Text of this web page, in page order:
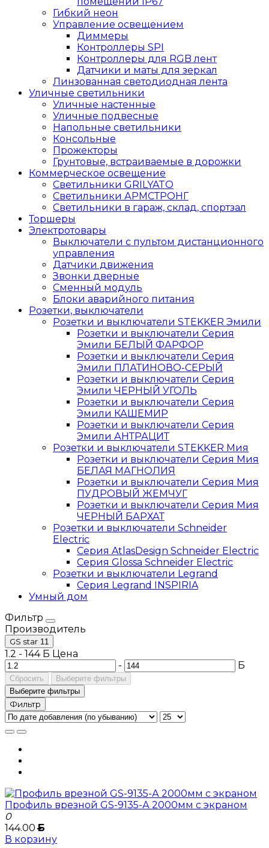
Гибкий неон
Управление освещением
Диммеры
Контроллеры SPI
Контроллеры для RGB лент
Датчики и маты для зеркал
Линзованная светодиодная лента
Уличные светильники
Уличные настенные
Уличные подвесные
Напольные светильники
Консольные
Прожекторы
Грунтовые, встраиваемые в дорожки
Коммерческое освещение
Светильники GRILYATO
Светильники АРМСТРОНГ
Светильники в гараж, склад, спортзал
Торшеры
Электротовары
Выключатели с пультом дистанционного
управления
Датчики движения
Звонки дверные
Сменный модуль
Блоки аварийного питания
Розетки, выключатели
Розетки и выключатели STEKKER Эмили
Розетки и выключатели Серия
Эмили БЕЛЫЙ ФАРФОР
Розетки и выключатели Серия
Эмили ПЛАТИНОВО-СЕРЫЙ
Розетки и выключатели Серия
Эмили ЧЕРНЫЙ УГОЛЬ
Розетки и выключатели Серия
Эмили КАШЕМИР
Розетки и выключатели Серия
Эмили АНТРАЦИТ
Розетки и выключатели STEKKER Мия
Розетки и выключатели Серия Мия
БЕЛАЯ МАГНОЛИЯ
Розетки и выключатели Серия Мия
ПУДРОВЫЙ ЖЕМЧУГ
Розетки и выключатели Серия Мия
ЧЕРНЫЙ БАРХАТ
Розетки и выключатели Schneider
Electric
Серия AtlasDesign Schneider Electric
Серия Glossa Schneider Electric
Розетки и выключатели Legrand
Серия Legrand INSPIRIA
Умный дом
Фильтр
Производитель
GS star 11
1.2 - 144Б Цена
-
Б
Сбросить
Выберите фильтры
Выберите фильтры
Фильтр
Профиль врезной GS-9135-А 2000мм с экраном
0
144.00Б
В корзину